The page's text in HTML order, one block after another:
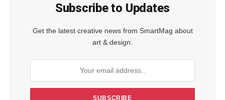
Subscribe to Updates
Get the latest creative news from SmartMag about
art & design.